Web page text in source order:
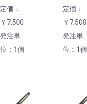
定価：
￥7,500
発注単
位：1個
定価：
￥7,500
発注単
位：1個